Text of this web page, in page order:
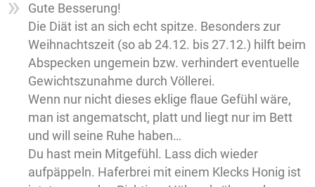
Gute Besserung!
Die Diät ist an sich echt spitze. Besonders zur
Weihnachtszeit (so ab 24.12. bis 27.12.) hilft beim
Abspecken ungemein bzw. verhindert eventuelle
Gewichtszunahme durch Völlerei.
Wenn nur nicht dieses eklige flaue Gefühl wäre,
man ist angematscht, platt und liegt nur im Bett
und will seine Ruhe haben…
Du hast mein Mitgefühl. Lass dich wieder
aufpäppeln. Haferbrei mit einem Klecks Honig ist